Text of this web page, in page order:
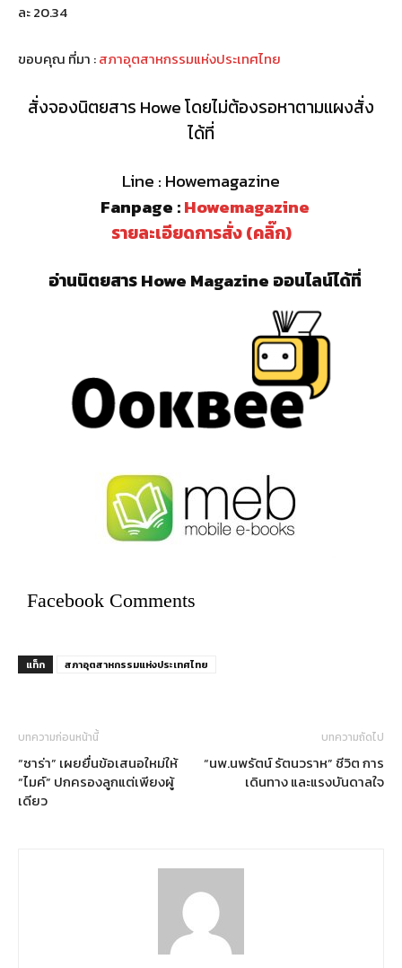
ละ 20.34
ขอบคุณ ที่มา :สภาอุตสาหกรรมแห่งประเทศไทย
สั่งจองนิตยสาร Howe โดยไม่ต้องรอหาตามแผงสั่ง
ได้ที่
Line : Howemagazine
Fanpage :Howemagazine
รายละเอียดการสั่ง (คลิ๊ก)
อ่านนิตยสาร Howe Magazine ออนไลน์ได้ที่
Facebook Comments
แท็ก สภาอุตสาหกรรมแห่งประเทศไทย
บทความก่อนหน้านี้
“ซาร่า” เผยยื่นข้อเสนอใหม่ให้
“ไมค์” ปกครองลูกแต่เพียงผู้
เดียว
บทความถัดไป
“นพ.นพรัตน์ รัตนวราห” ชีวิต การ
เดินทาง และแรงบันดาลใจ